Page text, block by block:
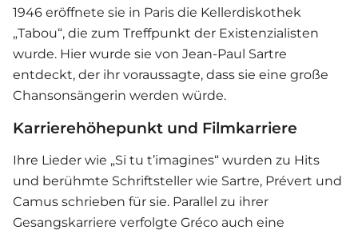
1946 eröffnete sie in Paris die Kellerdiskothek
„Tabou“, die zum Treffpunkt der Existenzialisten
wurde. Hier wurde sie von Jean-Paul Sartre
entdeckt, der ihr voraussagte, dass sie eine große
Chansonsängerin werden würde.
Karrierehöhepunkt und Filmkarriere
Ihre Lieder wie „Si tu t’imagines“ wurden zu Hits
und berühmte Schriftsteller wie Sartre, Prévert und
Camus schrieben für sie. Parallel zu ihrer
Gesangskarriere verfolgte Gréco auch eine